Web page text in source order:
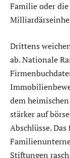
Familie oder
Drittens
ab. Nationale
dem
stärker auf
Abschlüsse.
Stiftungen